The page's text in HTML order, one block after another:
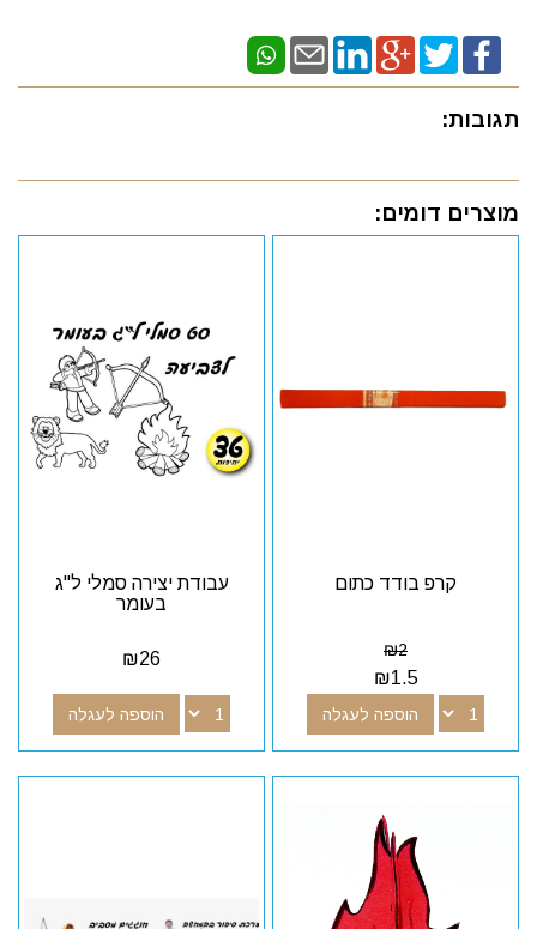
תגובות:
מוצרים דומים:
קרפ בודד כתום
₪2
₪1.5
הוספה לעגלה
עבודת יצירה סמלי ל"ג
בעומר
₪26
הוספה לעגלה